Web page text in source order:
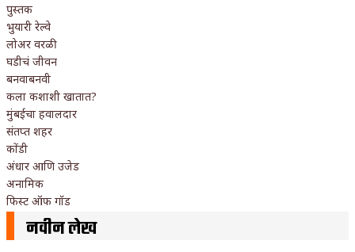
पुस्तक
भुयारी रेल्वे
लोअर वरळी
घडीचं जीवन
बनवाबनवी
कला कशाशी खातात?
मुंबईचा हवालदार
संतप्त शहर
कोंडी
अंधार आणि उजेड
अनामिक
फिस्ट ऑफ गॉड
नवीन लेख